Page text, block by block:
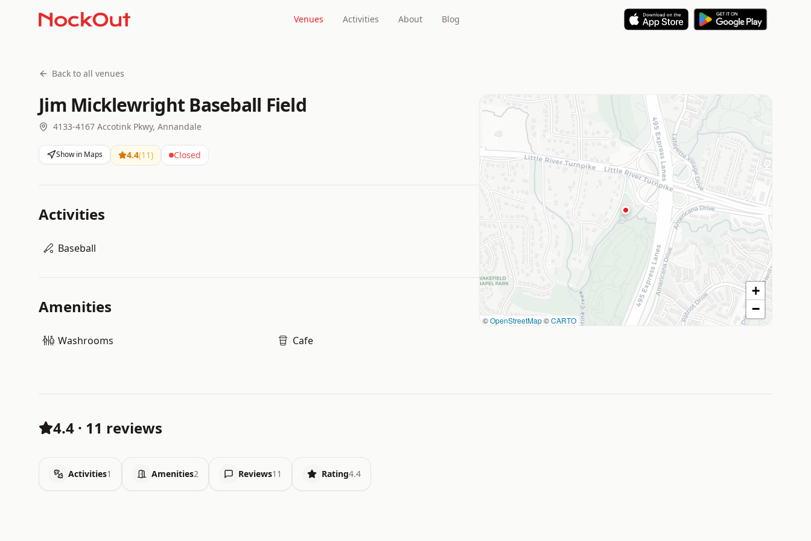
Venues Activities About Blog
Back to all venues
Jim Micklewright Baseball Field
4133-4167 Accotink Pkwy, Annandale
Show in Maps 4.4(11) Closed
Activities
Baseball
Amenities
Washrooms Cafe
©OpenStreetMap©CARTO
+
−
4.4 · 11 reviews
Activities1 Amenities2 Reviews11 Rating4.4